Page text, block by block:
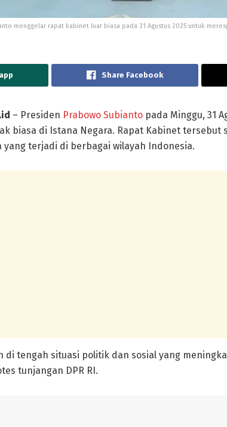
menggelar rapat kabinet luar biasa pada 31 Agustus 2025 untuk
Share Facebook
– Presiden Prabowo Subianto pada Minggu, 31
biasa di Istana Negara. Rapat Kabinet tersebut
yang terjadi di berbagai wilayah Indonesia.
di tengah situasi politik dan sosial yang
tunjangan DPR RI.